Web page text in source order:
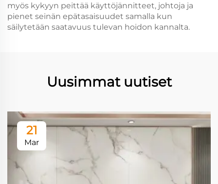
myös kykyyn peittää käyttöjännitteet, johtoja ja
pienet seinän epätasaisuudet samalla kun
säilytetään saatavuus tulevan hoidon kannalta.
Uusimmat uutiset
21
Mar